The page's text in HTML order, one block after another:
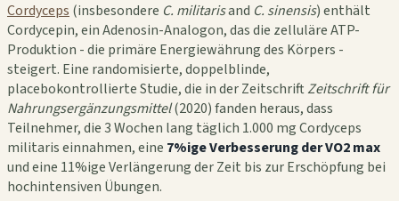
Cordyceps (insbesondere C. militarisand C. sinensis) enthält
Cordycepin, ein Adenosin-Analogon, das die zelluläre ATP-
Produktion - die primäre Energiewährung des Körpers -
steigert. Eine randomisierte, doppelblinde,
placebokontrollierte Studie, die in der ZeitschriftZeitschrift für
Nahrungsergänzungsmittel(2020) fanden heraus, dass
Teilnehmer, die 3 Wochen lang täglich 1.000 mg Cordyceps
militaris einnahmen, eine 7%ige Verbesserung der VO2 max
und eine 11%ige Verlängerung der Zeit bis zur Erschöpfung bei
hochintensiven Übungen.